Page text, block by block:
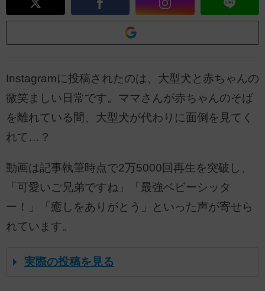
Instagramに投稿されたのは、大型犬と赤ちゃんの
微笑ましい日常です。ママさんが赤ちゃんのそば
を離れている間、大型犬が代わりに面倒を見てく
れて…？
動画は記事執筆時点で2万5000回再生を突破し、
「可愛いご兄弟ですね」「最強ベビーシッタ
ー！」「癒しをありがとう」といった声が寄せら
れています。
実際の投稿を見る